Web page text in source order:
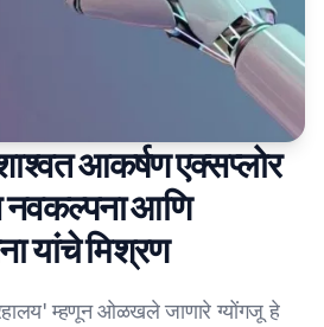
आकर्षण एक्सप्लोर
आणि
यांचे मिश्रण
म्हणून ओळखले जाणारे ग्योंगजू हे